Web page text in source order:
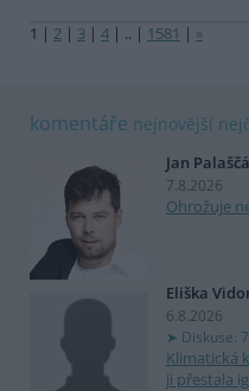
1 | 2 | 3 | 4 | .. | 1581 | »
komentáře nejnovější
Jan
7.8.2026
Ohrožuje
Eliška
6.8.2026
Diskuse: 7
Klimatická
ji přestala